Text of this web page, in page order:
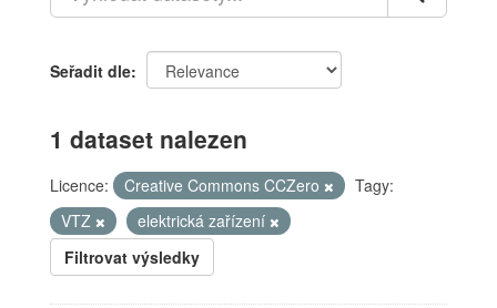
Seřadit dle
1 dataset nalezen
Licence: Creative Commons CCZero
Tagy:
VTZ
elektrická zařízení
Filtrovat výsledky